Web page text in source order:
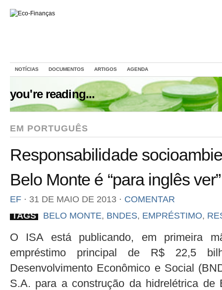
NOTÍCIAS DOCUMENTOS ARTIGOS AGENDA
you're reading...
EM PORTUGUÊS
Responsabilidade
Belo Monte é “para inglês ver”
EF ⋅ 31 DE MAIO DE 2013 ⋅ COMENTAR
TAGS
BELO MONTE, BNDES, EMPRÉSTIMO,
O ISA está publicando, em primeira
empréstimo principal de R$ 22,5
Desenvolvimento Econômico e Social
S.A. para a construção da hidrelétrica de